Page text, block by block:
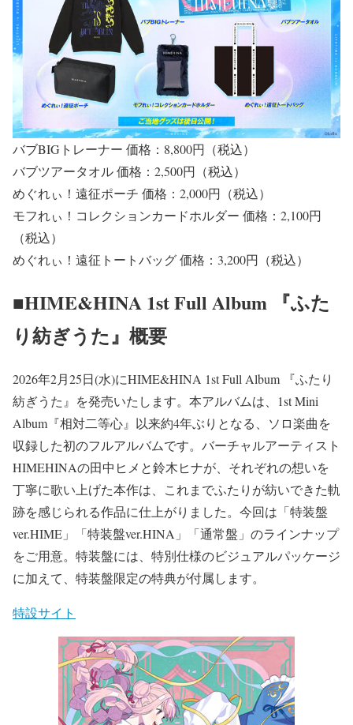
バブBIGトレーナー 価格：8,800円（税込）
バブツアータオル 価格：2,500円（税込）
めぐれぃ！遠征ポーチ 価格：2,000円（税込）
モフれぃ！コレクションカードホルダー 価格：2,100円
（税込）
めぐれぃ！遠征トートバッグ 価格：3,200円（税込）
■HIME&HINA 1st Full Album 『ふた
り紡ぎうた』概要
2026年2月25日(水)にHIME&HINA 1st Full Album 『ふたり
紡ぎうた』を発売いたします。本アルバムは、1st Mini
Album『相対二等心』以来約4年ぶりとなる、ソロ楽曲を
収録した初のフルアルバムです。バーチャルアーティスト
HIMEHINAの田中ヒメと鈴木ヒナが、それぞれの想いを
丁寧に歌い上げた本作は、これまでふたりが紡いできた軌
跡を感じられる作品に仕上がりました。今回は「特装盤
ver.HIME」「特装盤ver.HINA」「通常盤」のラインナップ
をご用意。特装盤には、特別仕様のビジュアルパッケージ
に加えて、特装盤限定の特典が付属します。
特設サイト